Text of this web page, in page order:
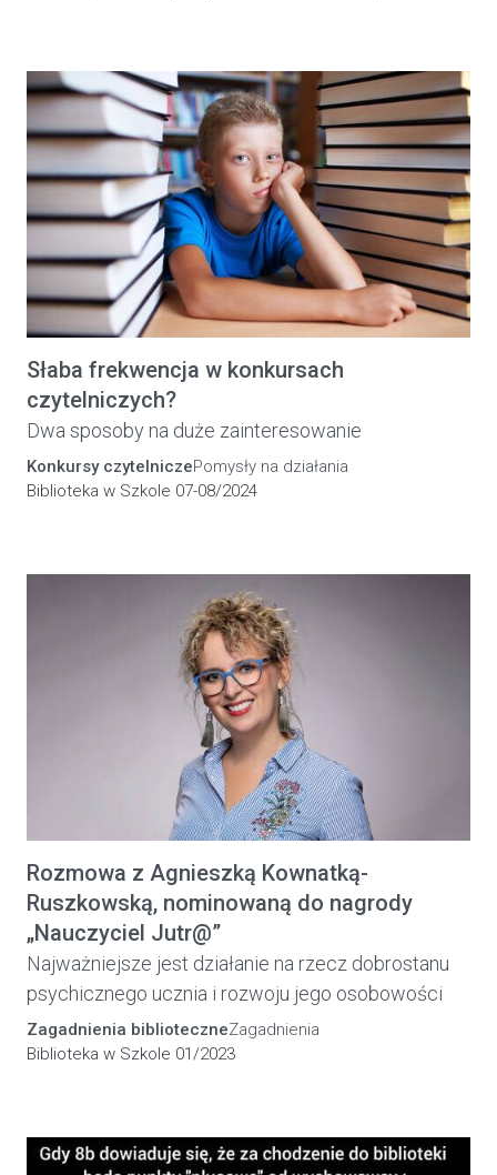
Słaba frekwencja w konkursach
czytelniczych?
Dwa sposoby na duże zainteresowanie
Konkursy czytelniczePomysły na działania
Biblioteka w Szkole 07-08/2024
Rozmowa z Agnieszką Kownatką-
Ruszkowską, nominowaną do nagrody
„Nauczyciel Jutr@”
Najważniejsze jest działanie na rzecz dobrostanu
psychicznego ucznia i rozwoju jego osobowości
Zagadnienia biblioteczneZagadnienia
Biblioteka w Szkole 01/2023